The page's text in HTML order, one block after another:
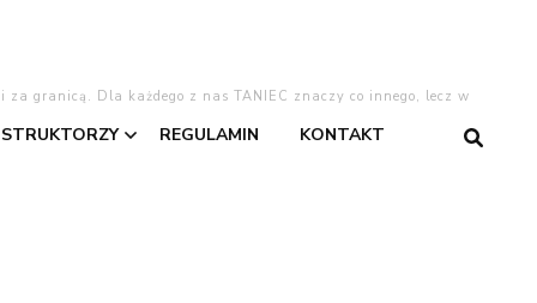
granicą. Dla każdego z nas TANIEC znaczy co innego, lecz w
REGULAMIN KONTAKT